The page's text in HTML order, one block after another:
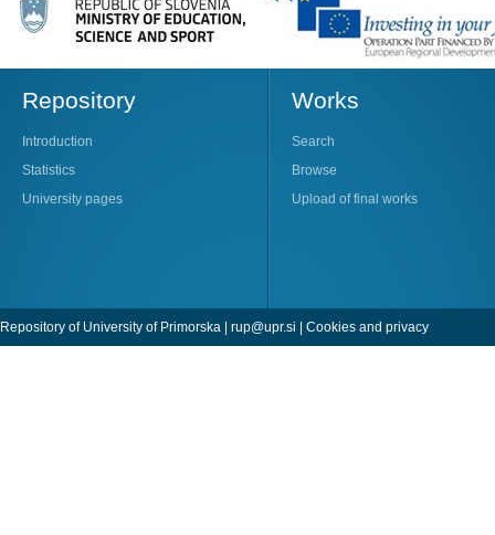
Repository
Introduction
Statistics
University pages
Works
Search
Browse
Upload of final works
Repository of University of Primorska | rup@upr.si | Cookies and privacy